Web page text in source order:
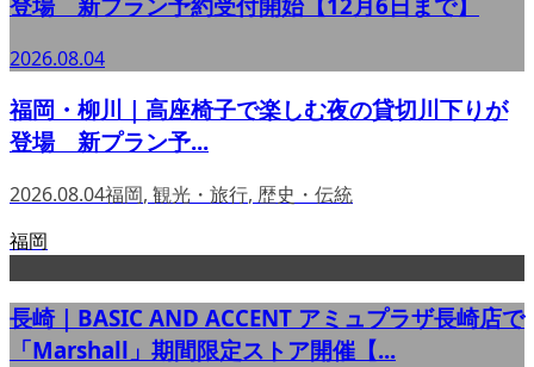
2026.08.04
福岡・柳川｜高座椅子で楽しむ夜の貸切川下りが
登場 新プラン予...
2026.08.04福岡, 観光・旅行, 歴史・伝統
福岡
長崎｜BASIC AND ACCENT アミュプラザ長崎店で
「Marshall」期間限定ストア開催【...